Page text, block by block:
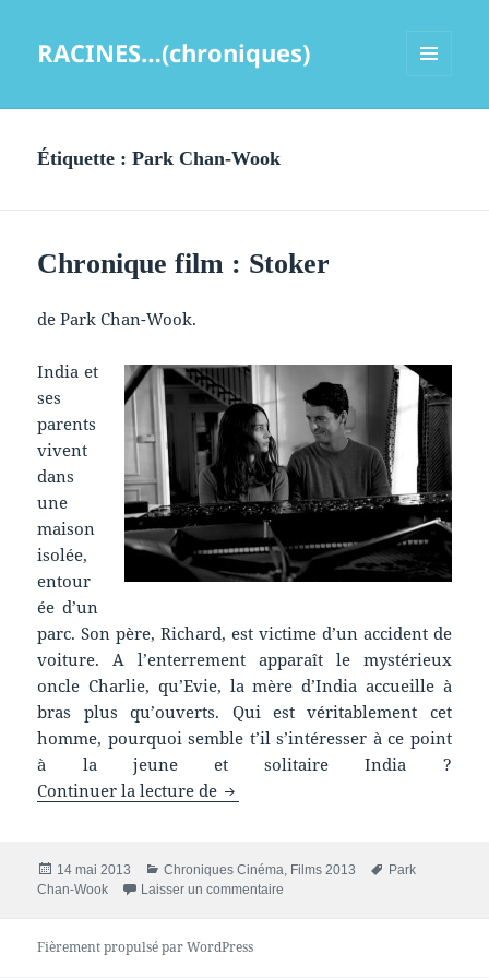
RACINES…(chroniques)
Étiquette :Park Chan-Wook
Chronique film : Stoker
de Park Chan-Wook.
India et
ses
parents
vivent
dans
une
maison
isolée,
entour
ée d’un
parc. Son père, Richard, est victime d’un accident de
voiture. A l’enterrement apparaît le mystérieux
oncle Charlie, qu’Evie, la mère d’India accueille à
bras plus qu’ouverts. Qui est véritablement cet
homme, pourquoi semble t’il s’intéresser à ce point
à la jeune et solitaire India ?
Continuer la lecture de Chronique film : Stoker
Publié
le
14 mai 2013 Catégories
Chroniques Cinéma, Films 2013
Mots-
Park
Chan-Wook
Laisser un commentaire
Fièrement propulsé par WordPress